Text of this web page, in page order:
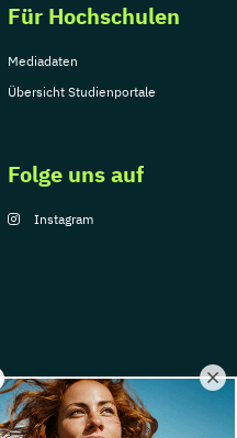
Für Hochschulen
Mediadaten
Übersicht Studienportale
Folge uns auf
Instagram